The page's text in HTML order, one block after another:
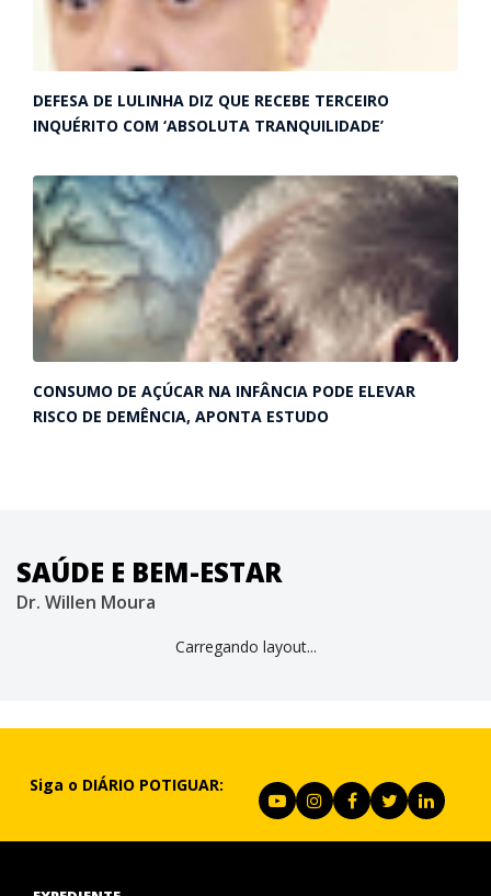
DEFESA DE LULINHA DIZ QUE RECEBE TERCEIRO
INQUÉRITO COM ‘ABSOLUTA TRANQUILIDADE’
CONSUMO DE AÇÚCAR NA INFÂNCIA PODE ELEVAR
RISCO DE DEMÊNCIA, APONTA ESTUDO
SAÚDE E BEM-ESTAR
Dr. Willen Moura
Carregando layout...
Siga o DIÁRIO POTIGUAR: